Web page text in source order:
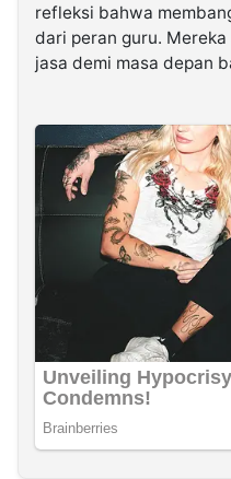
refleksi bahwa
dari peran guru.
jasa demi masa depan